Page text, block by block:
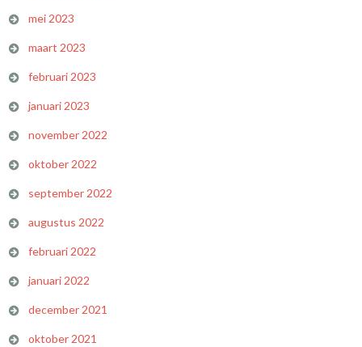
mei 2023
maart 2023
februari 2023
januari 2023
november 2022
oktober 2022
september 2022
augustus 2022
februari 2022
januari 2022
december 2021
oktober 2021